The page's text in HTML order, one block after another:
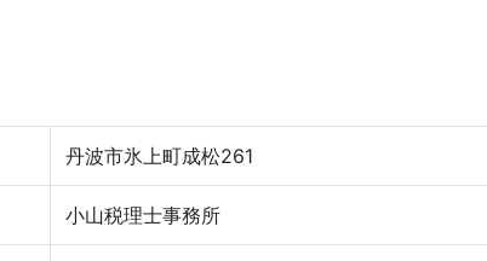
丹波市氷上町成松261
小山税理士事務所